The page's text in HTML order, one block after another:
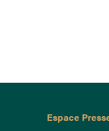
Espace